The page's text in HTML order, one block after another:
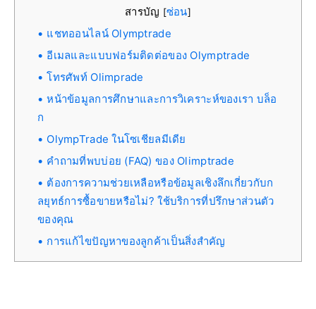
สารบัญ [ซ่อน]
แชทออนไลน์ Olymptrade
อีเมลและแบบฟอร์มติดต่อของ Olymptrade
โทรศัพท์ Olimprade
หน้าข้อมูลการศึกษาและการวิเคราะห์ของเรา บล็อ
ก
OlympTrade ในโซเชียลมีเดีย
คำถามที่พบบ่อย (FAQ) ของ Olimptrade
ต้องการความช่วยเหลือหรือข้อมูลเชิงลึกเกี่ยวกับก
ลยุทธ์การซื้อขายหรือไม่? ใช้บริการที่ปรึกษาส่วนตัว
ของคุณ
การแก้ไขปัญหาของลูกค้าเป็นสิ่งสำคัญ